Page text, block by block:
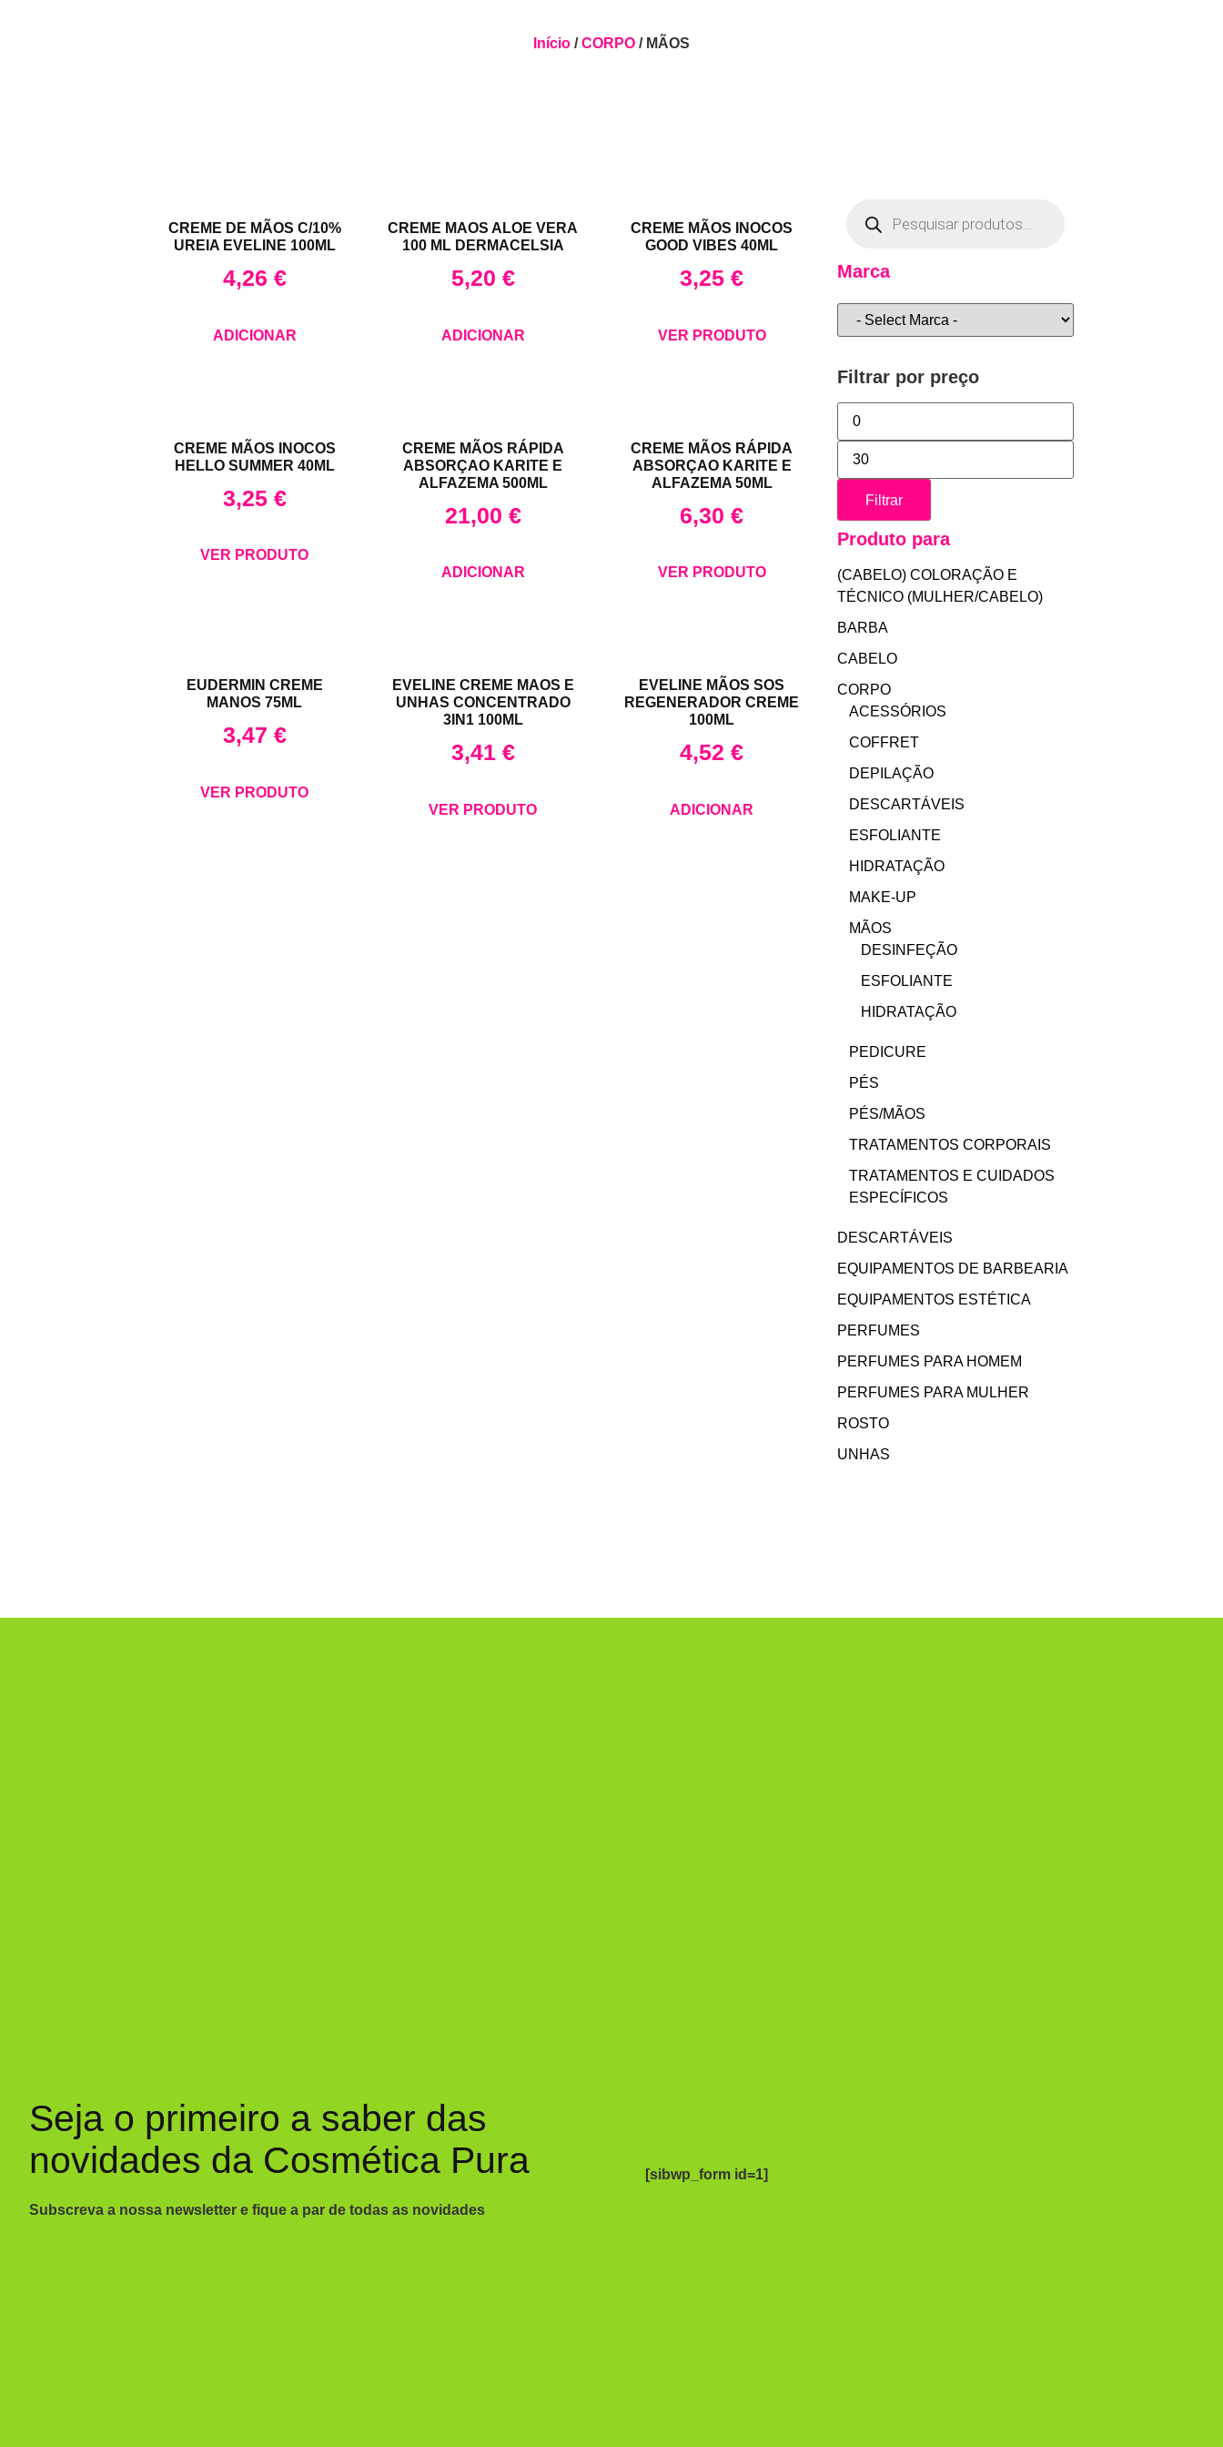
Início /CORPO / MÃOS
CREME DE MÃOS C/10%
UREIA EVELINE 100ML
4,26 €
ADICIONAR
CREME MAOS ALOE VERA
100 ML DERMACELSIA
5,20 €
ADICIONAR
CREME MÃOS INOCOS
GOOD VIBES 40ML
3,25€
VER PRODUTO
CREME MÃOS INOCOS
HELLO SUMMER 40ML
3,25 €
VER PRODUTO
CREME MÃOS RÁPIDA
ABSORÇAO KARITE E
ALFAZEMA 500ML
21,00 €
ADICIONAR
CREME MÃOS RÁPIDA
ABSORÇAO KARITE E
ALFAZEMA 50ML
6,30€
VER PRODUTO
EUDERMIN CREME
MANOS 75ML
3,47 €
VER PRODUTO
EVELINE CREME MAOS E
UNHAS CONCENTRADO
3IN1 100ML
3,41 €
VER PRODUTO
EVELINE MÃOS SOS
REGENERADOR CREME
100ML
4,52€
ADICIONAR
Marca
Filtrar por preço
Filtrar
Produto para
(CABELO) COLORAÇÃO E
TÉCNICO (MULHER/CABELO)
BARBA
CABELO
CORPO
ACESSÓRIOS
COFFRET
DEPILAÇÃO
DESCARTÁVEIS
ESFOLIANTE
HIDRATAÇÃO
MAKE-UP
MÃOS
DESINFEÇÃO
ESFOLIANTE
HIDRATAÇÃO
PEDICURE
PÉS
PÉS/MÃOS
TRATAMENTOS CORPORAIS
TRATAMENTOS E CUIDADOS
ESPECÍFICOS
DESCARTÁVEIS
EQUIPAMENTOS DE BARBEARIA
EQUIPAMENTOS ESTÉTICA
PERFUMES
PERFUMES PARA HOMEM
PERFUMES PARA MULHER
ROSTO
UNHAS
Seja o primeiro a saber das
novidades da Cosmética Pura
Subscreva a nossa newsletter e fique a par de todas as novidades
[sibwp_form id=1]